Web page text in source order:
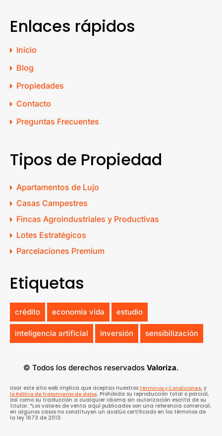
Enlaces rápidos
Inicio
Blog
Propiedades
Contacto
Preguntas Frecuentes
Tipos de Propiedad
Apartamentos de Lujo
Casas Campestres
Fincas Agroindustriales y Productivas
Lotes Estratégicos
Parcelaciones Premium
Etiquetas
crédito economía vida estudio
inteligencia artificial inversión sensibilización
© Todos los derechos reservados Valoriza.
Usar este sitio web implica que aceptas nuestros Términos y Condiciones, y
la Política de Tratamiento de datos. Prohibida su reproducción total o parcial,
así como su traducción a cualquier idioma sin autorización escrita de su
titular. *Los valores de venta aquí publicados son una referencia comercial;
en algunos casos no constituyen un avalúo certificado en los términos de
la ley 1673 de 2013.